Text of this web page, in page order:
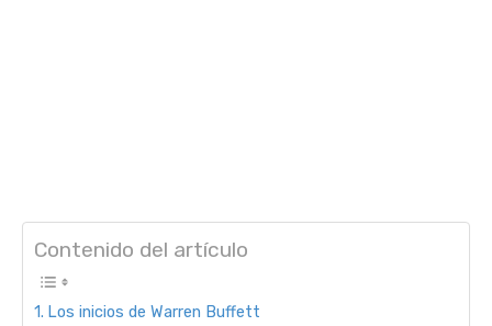
Contenido del artículo
Los inicios de Warren Buffett